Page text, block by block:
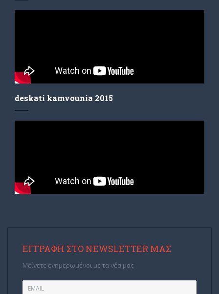
deskati kamvounia 2015
ΕΓΓΡΑΦΉ ΣΤΟ NEWSLETTER ΜΑΣ
Μείνετε ενημερωμένοι με τα νέα μας